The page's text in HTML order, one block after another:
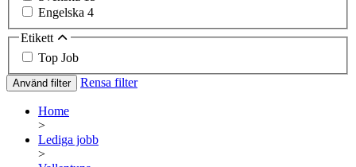
Engelska 4
Etikett
Top Job
Använd filter Rensa filter
Home
>
Lediga jobb
>